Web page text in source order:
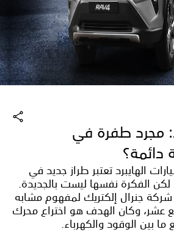
مجرد طفرة في
دائمة؟
الهايبرد تعتبر طراز جديد في
لكن الفكرة نفسها ليست بالجديدة.
جنرال إلكتريك لمفهوم مشابه
عشر، وكان الهدف هو اختراع محرك